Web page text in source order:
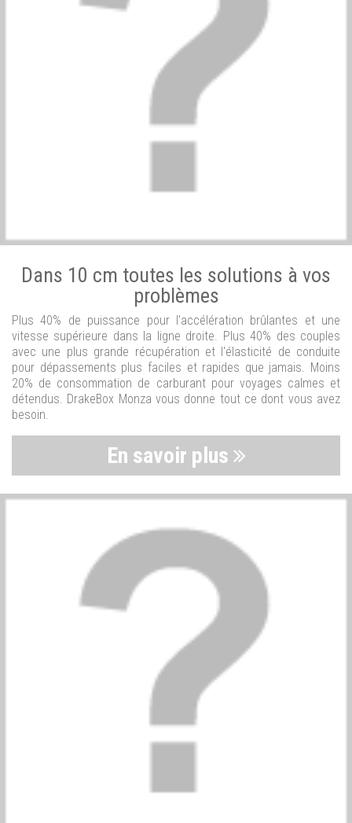
Dans 10 cm toutes les solutions à vos
problèmes
Plus 40% de puissance pour l'accélération brûlantes et une
vitesse supérieure dans la ligne droite. Plus 40% des couples
avec une plus grande récupération et l'élasticité de conduite
pour dépassements plus faciles et rapides que jamais. Moins
20% de consommation de carburant pour voyages calmes et
détendus. DrakeBox Monza vous donne tout ce dont vous avez
besoin.
En savoir plus